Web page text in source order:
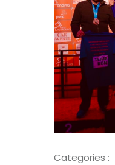
Categories :